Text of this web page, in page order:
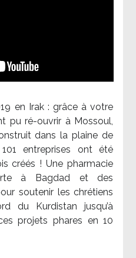
en Irak : grâce à votre
pu ré-ouvrir à Mossoul,
dans la plaine de
entreprises ont été
créés ! Une pharmacie
à Bagdad et des
soutenir les chrétiens
du Kurdistan jusqu’à
projets phares en 10